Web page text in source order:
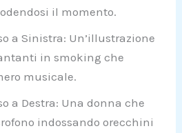
il momento.
a Sinistra: Un’illustrazione
in smoking che
musicale.
a Destra: Una donna che
indossando orecchini